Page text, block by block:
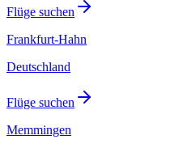
Flüge suchen
Frankfurt-Hahn
Deutschland
Flüge suchen
Memmingen